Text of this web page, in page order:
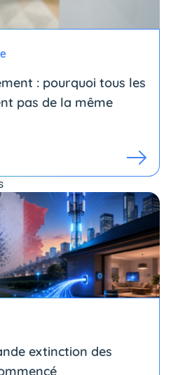
: pourquoi tous les
pas de la même
extinction des